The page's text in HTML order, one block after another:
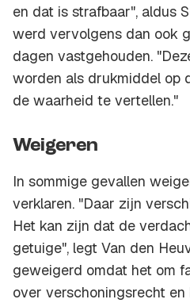
en dat is strafbaar", aldus
werd vervolgens dan ook
dagen vastgehouden.
worden als drukmiddel op
de waarheid te vertellen."
Weigeren
In sommige gevallen
verklaren. "Daar zijn
Het kan zijn dat de
getuige", legt Van den
geweigerd omdat het om
over verschoningsrecht